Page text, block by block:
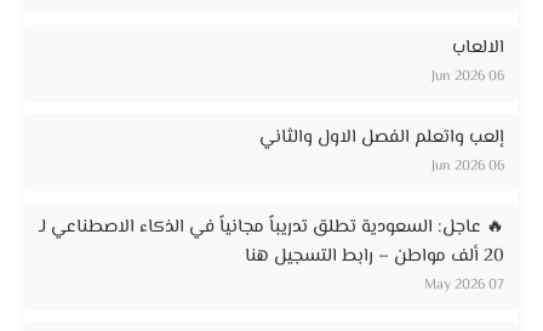
الالعاب
06 Jun 2026
إلعب واتعلم الفصل الاول والثاني
06 Jun 2026
🔥 عاجل: السعودية تطلق تدريباً مجانياً في الذكاء الاصطناعي لـ
20 ألف مواطن – رابط التسجيل هنا
07 May 2026